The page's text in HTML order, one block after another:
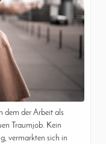
dem der Arbeit als
Traumjob. Kein
vermarkten sich in